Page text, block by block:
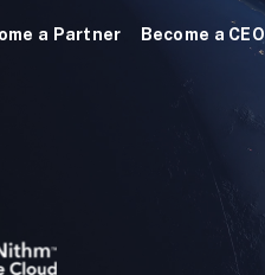
a Partner Become a CEO